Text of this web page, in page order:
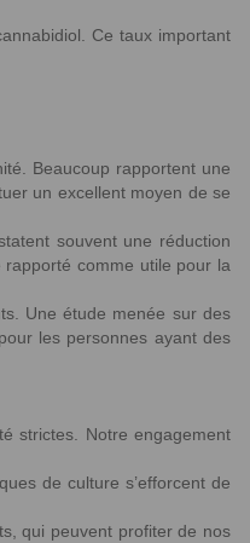
Ce taux important
Beaucoup rapportent une
un excellent moyen de se
souvent une réduction
comme utile pour la
Une étude menée sur des
les personnes ayant des
strictes. Notre engagement
de culture s’efforcent de
qui peuvent profiter de nos